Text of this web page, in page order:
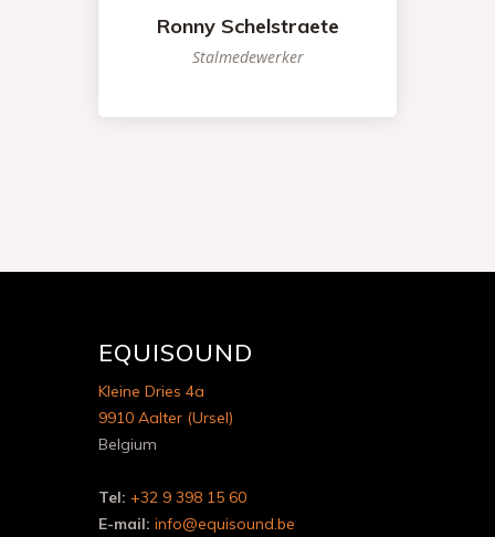
Ronny Schelstraete
Stalmedewerker
EQUISOUND
Kleine Dries 4a
9910 Aalter (Ursel)
Belgium
Tel: +32 9 398 15 60
E-mail: info@equisound.be